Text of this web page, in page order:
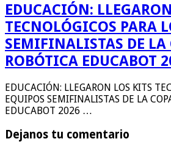
EDUCACIÓN:
TECNOLÓGICOS PARA
SEMIFINALISTAS DE LA
ROBÓTICA EDUCABOT
EDUCACIÓN: LLEGARON LOS KITS
EQUIPOS SEMIFINALISTAS DE LA
EDUCABOT 2026 …
Dejanos tu comentario